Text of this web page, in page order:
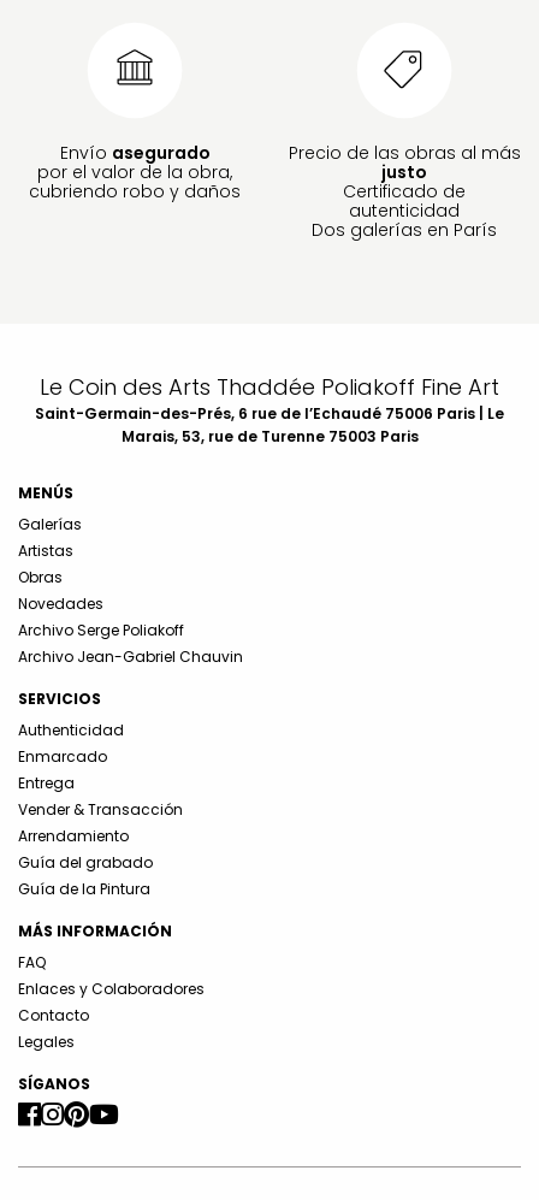
Envío asegurado
por el valor de la obra,
cubriendo robo y daños
Precio de las obras al más
justo
Certificado de
autenticidad
Dos galerías en París
Le Coin des Arts Thaddée Poliakoff Fine Art
Saint-Germain-des-Prés, 6 rue de l’Echaudé 75006 Paris | Le
Marais, 53, rue de Turenne 75003 Paris
MENÚS
Galerías
Artistas
Obras
Novedades
Archivo Serge Poliakoff
Archivo Jean-Gabriel Chauvin
SERVICIOS
Authenticidad
Enmarcado
Entrega
Vender & Transacción
Arrendamiento
Guía del grabado
Guía de la Pintura
MÁS INFORMACIÓN
FAQ
Enlaces y Colaboradores
Contacto
Legales
SÍGANOS